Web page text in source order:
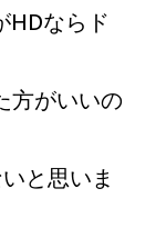
HDならド
方がいいの
と思いま